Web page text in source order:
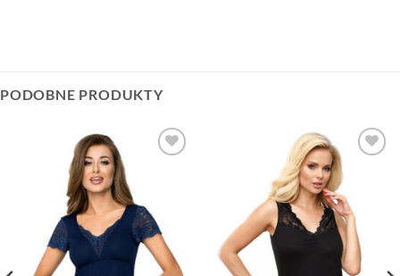
PODOBNE PRODUKTY